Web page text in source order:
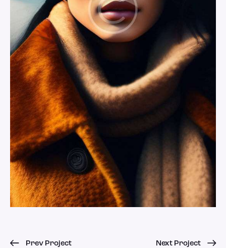
Prev Project Next Project